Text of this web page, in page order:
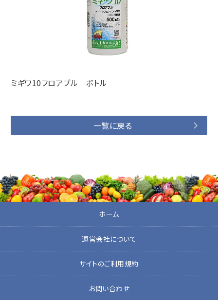
ミギワ10フロアブル ボトル
一覧に戻る
ホーム
運営会社について
サイトのご利用規約
お問い合わせ